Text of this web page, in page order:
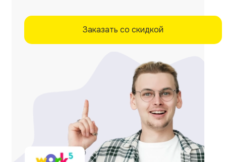
Заказать со скидкой